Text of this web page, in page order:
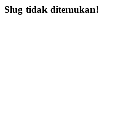
Slug tidak ditemukan!